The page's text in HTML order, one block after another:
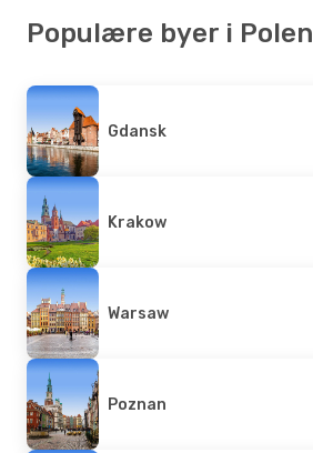
Populære byer i Polen
Gdansk
Krakow
Warsaw
Poznan